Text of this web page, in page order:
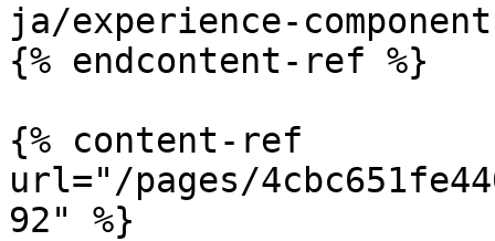
ja/experience-
{% endcontent-ref %}
{% content-ref
url="/pages/
92" %}